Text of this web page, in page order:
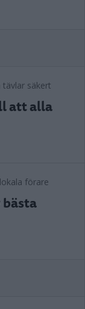
att alla